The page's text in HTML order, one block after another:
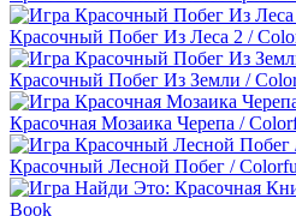
Красочный Побег Из Леса 2 /
Красочный Побег Из Земли /
Красочная Мозаика Черепа /
Красочный Лесной Побег /